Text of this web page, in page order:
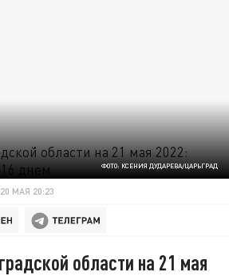
ФОТО: КСЕНИЯ ДУДАРЕВА/ЦАРЬГРАД
20 МАЯ 20:23
области на 21 мая